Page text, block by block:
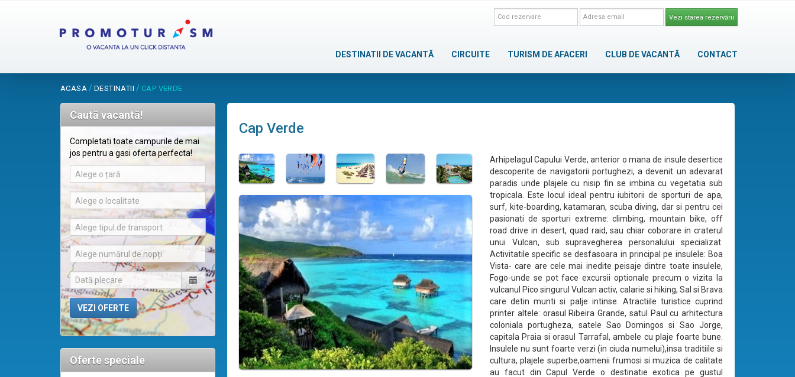
Vezi starea rezervării
DESTINATII DE VACANTĂ CIRCUITE TURISM DE AFACERI CLUB DE VACANTĂ CONTACT
ACASA / DESTINATII / CAP VERDE
Caută vacantă!
Completati toate campurile de mai
jos pentru a gasi oferta perfecta!
Alege o țară
Alege o localitate
Alege tipul de transport
Alege numărul de nopți
Oferte speciale
Cap Verde
Arhipelagul Capului Verde, anterior o mana de insule desertice
descoperite de navigatorii portughezi, a devenit un adevarat
paradis unde plajele cu nisip fin se imbina cu vegetatia sub
tropicala. Este locul ideal pentru iubitorii de sporturi de apa,
surf, kite-boarding, katamaran, scuba diving, dar si pentru cei
pasionati de sporturi extreme: climbing, mountain bike, off
road drive in desert, quad raid, sau chiar coborare in craterul
unui Vulcan, sub supravegherea personalului specializat.
Activitatile specific se desfasoara in principal pe insulele: Boa
Vista- care are cele mai inedite peisaje dintre toate insulele,
Fogo-unde se pot face excursii optionale precum o vizita la
vulcanul Pico singurul Vulcan activ, calarie si hiking, Sal si Brava
care detin munti si palje intinse. Atractiile turistice cuprind
printer altele: orasul Ribeira Grande, satul Paul cu arhitectura
coloniala portugheza, satele Sao Domingos si Sao Jorge,
capitala Praia si orasul Tarrafal, ambele cu plaje foarte bune.
Insulele nu sunt foarte verzi (in ciuda numelui),insa traditiile si
cultura, plajele superbe,oamenii frumosi si muzica de calitate
au facut din Capul Verde o destinatie exotica pe gustul